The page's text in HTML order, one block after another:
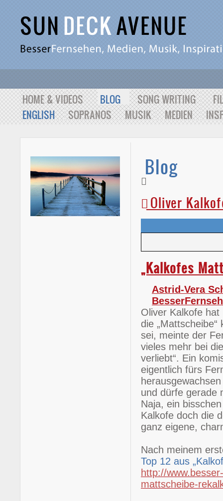
HOME & VIDEOS BLOG SONG WRITING
ENGLISH
SOPRANOS MUSIK MEDIEN
Blog
Oliver
„Kalkofes
Astrid-Vera
Oliver Kalkofe
die
sei, meinte der
vieles mehr bei
verliebt“. Ein
eigentlich fürs
und dürfe gerade
Naja, ein
Kalkofe doch die
ganz eigene,
Nach meinem
Top 12 aus
http://
mattscheibe-